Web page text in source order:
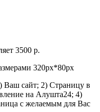
3500 р.
320px*80px
Ваш сайт; 2) Страницу в
на Алушта24; 4)
с желаемым для Вас